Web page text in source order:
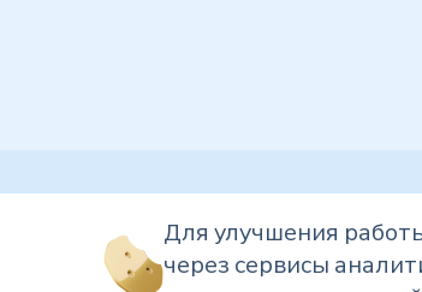
© Компания «ВДК», 2026 г. Все права
Представленная на данном сайте информация,
характер и ни при каких обстоятельствах не
437 ГК РФ. Проектные декларации размещены на
Для улучшения
через сервисы